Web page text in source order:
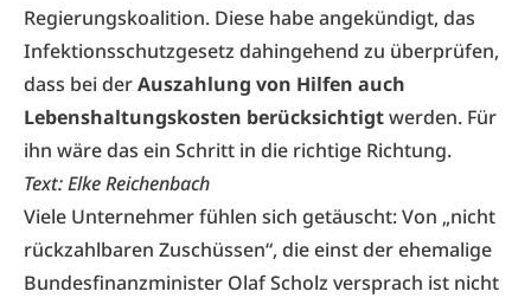
Regierungskoalition. Diese habe angekündigt, das
Infektionsschutzgesetz dahingehend zu überprüfen,
dass bei derAuszahlung von Hilfen auch
Lebenshaltungskosten berücksichtigtwerden. Für
ihn wäre das ein Schritt in die richtige Richtung.
Text: Elke Reichenbach
Viele Unternehmer fühlen sich getäuscht: Von „nicht
rückzahlbaren Zuschüssen“, die einst der ehemalige
Bundesfinanzminister Olaf Scholz versprach ist nicht